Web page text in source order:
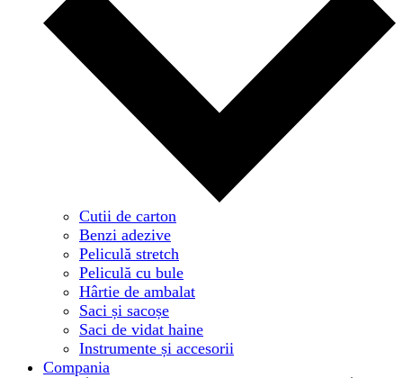
Cutii de carton
Benzi adezive
Peliculă stretch
Peliculă cu bule
Hârtie de ambalat
Saci și sacoșe
Saci de vidat haine
Instrumente și accesorii
Compania